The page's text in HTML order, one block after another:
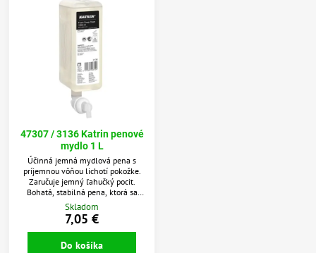
47307 / 3136 Katrin penové
mydlo 1 L
Účinná jemná mydlová pena s
príjemnou vôňou lichotí pokožke.
Zaručuje jemný ľahučký pocit.
Bohatá, stabilná pena, ktorá sa
ľahko nanáša na ruky. Zanecháva
ruky jemné a hydratované.
Obsahuje jemné zložky pre citlivú
pokožku, vďaka čomu je toto mydlo
obzvlášť vhodné na časté použitie.
Skladom
7,05 €
Do košíka